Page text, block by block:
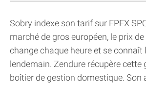
Sobry indexe son tarif sur EPEX
marché de gros européen, le prix de
change chaque heure et se connaît
lendemain. Zendure récupère cette
boîtier de gestion domestique. Son